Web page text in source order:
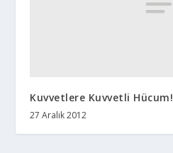
Kuvvetlere Kuvvetli Hücum!
27 Aralık 2012